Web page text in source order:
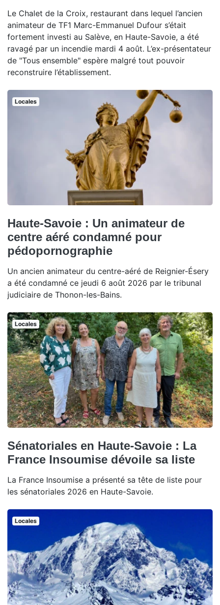
Le Chalet de la Croix, restaurant dans lequel l’ancien
animateur de TF1 Marc-Emmanuel Dufour s’était
fortement investi au Salève, en Haute-Savoie, a été
ravagé par un incendie mardi 4 août. L’ex-présentateur
de "Tous ensemble" espère malgré tout pouvoir
reconstruire l’établissement.
Locales
Haute-Savoie : Un animateur de
centre aéré condamné pour
pédopornographie
Un ancien animateur du centre-aéré de Reignier-Ésery
a été condamné ce jeudi 6 août 2026 par le tribunal
judiciaire de Thonon-les-Bains.
Locales
Sénatoriales en Haute-Savoie : La
France Insoumise dévoile sa liste
La France Insoumise a présenté sa tête de liste pour
les sénatoriales 2026 en Haute-Savoie.
Locales